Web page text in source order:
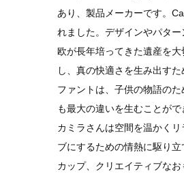
あり、製品メーカーです。
れました。デザインやパタ
欧が長年培ってきた遺産を
し、真の快適さを生み出す
ファントは、子供の物語の
も最大の違いを生むことが
カミラさんは空間を温かく
ブにするための情熱に駆り
カップ、クリエイティブな